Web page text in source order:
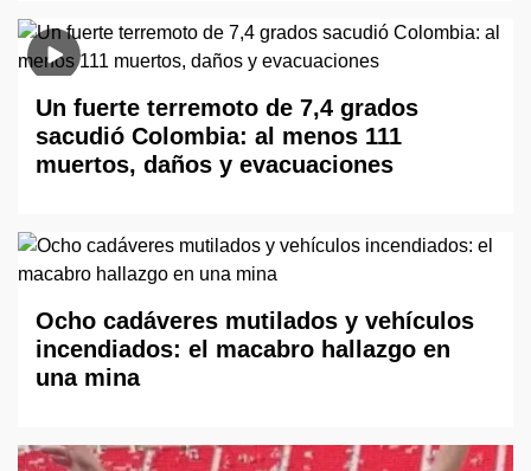
Un fuerte terremoto de 7,4 grados
sacudió Colombia: al menos 111
muertos, daños y evacuaciones
Ocho cadáveres mutilados y vehículos
incendiados: el macabro hallazgo en
una mina